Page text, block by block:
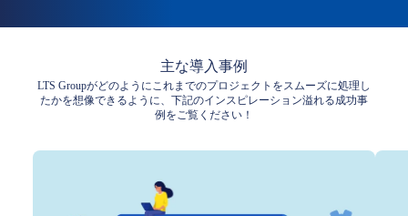
主な導入事例
LTS Groupがどのようにこれまでのプロジェクトをスムーズに処理し
たかを想像できるように、下記のインスピレーション溢れる成功事
例をご覧ください！